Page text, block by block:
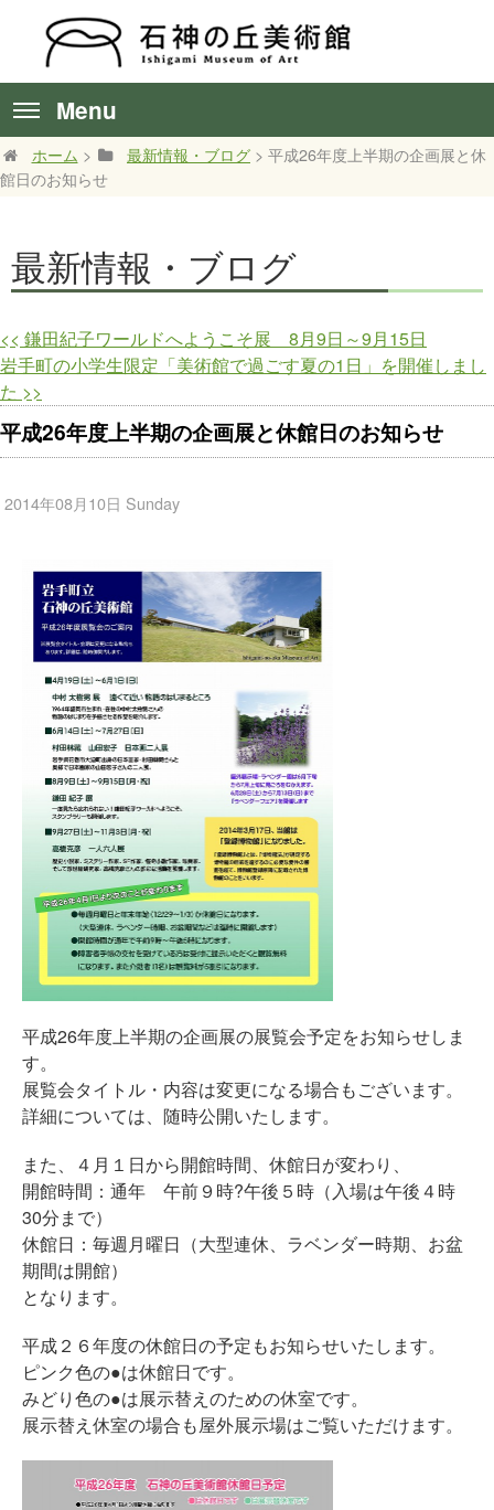
Menu
ホーム > 最新情報・ブログ > 平成26年度上半期の企画展と休
館日のお知らせ
最新情報・ブログ
<< 鎌田紀子ワールドへようこそ展 8月9日～9月15日
岩手町の小学生限定「美術館で過ごす夏の1日」を開催しまし
た >>
平成26年度上半期の企画展と休館日のお知らせ
2014年08月10日 Sunday
平成26年度上半期の企画展の展覧会予定をお知らせしま
す。
展覧会タイトル・内容は変更になる場合もございます。
詳細については、随時公開いたします。
また、４月１日から開館時間、休館日が変わり、
開館時間：通年 午前９時?午後５時（入場は午後４時
30分まで）
休館日：毎週月曜日（大型連休、ラベンダー時期、お盆
期間は開館）
となります。
平成２６年度の休館日の予定もお知らせいたします。
ピンク色の●は休館日です。
みどり色の●は展示替えのための休室です。
展示替え休室の場合も屋外展示場はご覧いただけます。